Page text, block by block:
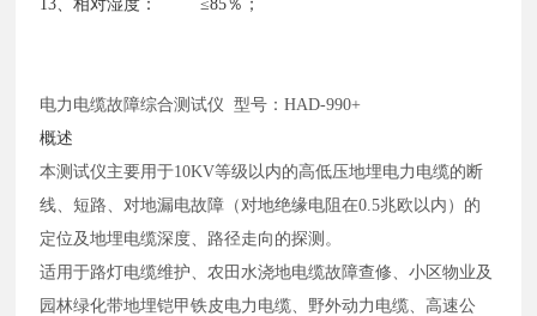
13、相对湿度： ≤85％；
电力电缆故障综合测试仪 型号：HAD-990+
概述
本测试仪主要用于10KV等级以内的高低压地埋电力电缆的断
线、短路、对地漏电故障（对地绝缘电阻在0.5兆欧以内）的
定位及地埋电缆深度、路径走向的探测。
适用于路灯电缆维护、农田水浇地电缆故障查修、小区物业及
园林绿化带地埋铠甲铁皮电力电缆、野外动力电缆、高速公